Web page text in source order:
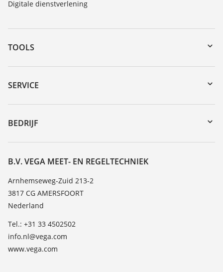
Digitale dienstverlening
TOOLS
myVEGA
Downloads
DTM Collection/PACTware
SERVICE
Reparatieformulier instrument
Seminars
Bestendigheidslijst
TeamViewer
BEDRIJF
Vacature
Over VEGA
Contact
Nieuws
Persberichten
Blog
B.V. VEGA MEET- EN REGELTECHNIEK
Arnhemseweg-Zuid 213-2
3817 CG AMERSFOORT
Nederland
Tel.: +31 33 4502502
info.nl@vega.com
www.vega.com